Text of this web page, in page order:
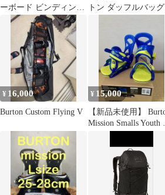
ーボード ビンディング
パープル
トン ダッフルバッ
¥ 16,000
Burton Custom Flying V
¥ 15,000
【新品未使用】
Mission Smalls Youth